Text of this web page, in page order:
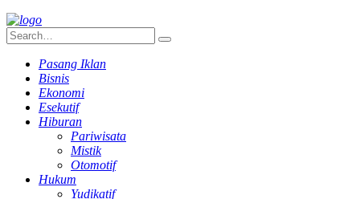
Pasang Iklan
Bisnis
Ekonomi
Esekutif
Hiburan
Pariwisata
Mistik
Otomotif
Hukum
Yudikatif